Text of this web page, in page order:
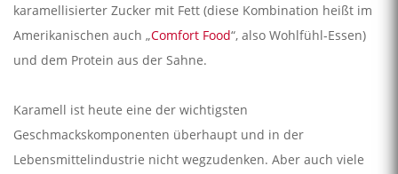
karamellisierter Zucker mit Fett (diese Kombination heißt im
Amerikanischen auch „Comfort Food“, also Wohlfühl-Essen)
und dem Protein aus der Sahne.
Karamell ist heute eine der wichtigsten
Geschmackskomponenten überhaupt und in der
Lebensmittelindustrie nicht wegzudenken. Aber auch viele